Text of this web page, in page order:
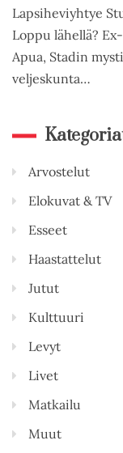
Lapsiheviyhtye
Loppu lähellä?
Apua, Stadin
veljeskunta…
Arvostelut
Elokuvat & TV
Esseet
Haastattelut
Jutut
Kulttuuri
Levyt
Livet
Matkailu
Muut